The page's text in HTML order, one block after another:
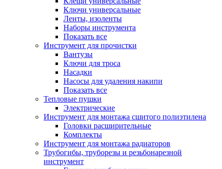
Ключи универсальные
Ленты, изоленты
Наборы инструмента
Показать все
Инструмент для прочистки
Вантузы
Ключи для троса
Насадки
Насосы для удаления накипи
Показать все
Тепловые пушки
Электрические
Инструмент для монтажа сшитого полиэтилена
Головки расширительные
Комплекты
Инструмент для монтажа радиаторов
Трубогибы, труборезы и резьбонарезной
инструмент